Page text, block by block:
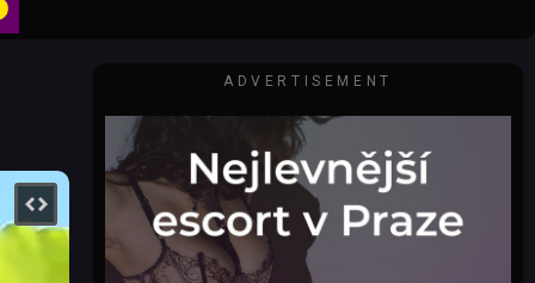
ADVERTISEMENT